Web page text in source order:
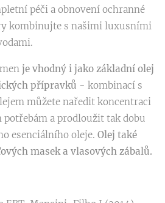
péči a obnovení ochranné
kombinujte s našimi luxusními
je vhodný i jako základní olej
přípravků - kombinací s
můžete naředit koncentraci
a prodloužit tak dobu
esenciálního oleje. Olej také
masek a vlasových zábalů.